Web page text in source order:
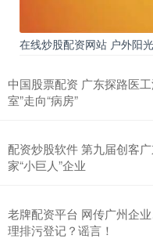
在线炒股配资网站 户外阳
中国股票配资 广东探路医
室”走向“病房”
配资炒股软件 第九届创客
家“小巨人”企业
老牌配资平台 网传广州企
理排污登记？谣言！